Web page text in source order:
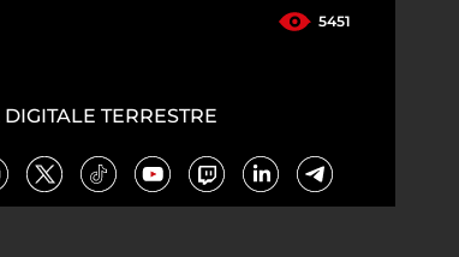
5451
TERRESTRE